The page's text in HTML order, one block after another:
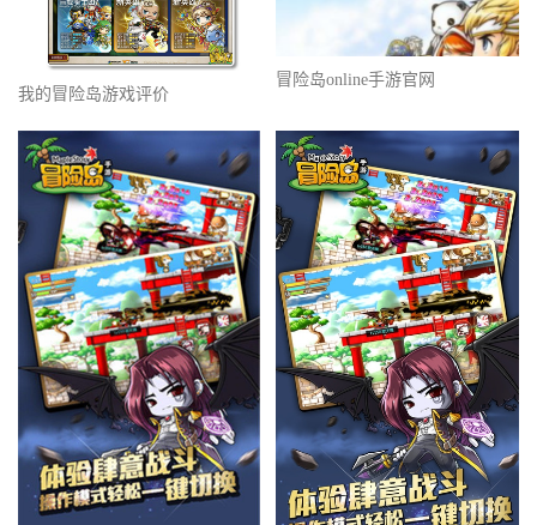
我的冒险岛游戏评价
冒险岛online手游官网